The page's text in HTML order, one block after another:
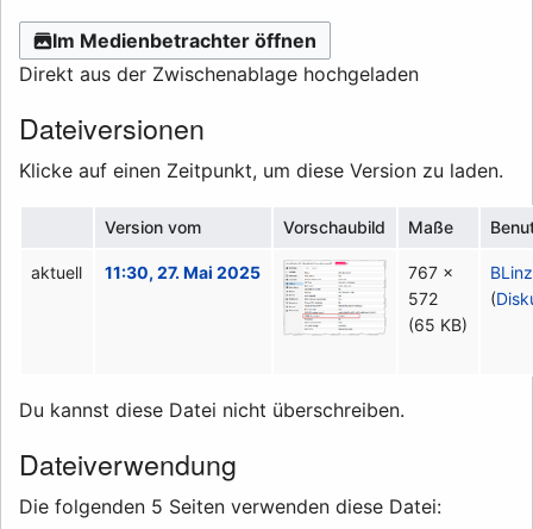
Im Medienbetrachter öffnen
Direkt aus der Zwischenablage hochgeladen
Dateiversionen
Klicke auf einen Zeitpunkt, um diese Version zu laden.
Version vom Vorschaubild Maße
aktuell 11:30, 27. Mai 2025
767 ×
572
(65 KB)
BLinz
(
Du kannst diese Datei nicht überschreiben.
Dateiverwendung
Die folgenden 5 Seiten verwenden diese Datei: